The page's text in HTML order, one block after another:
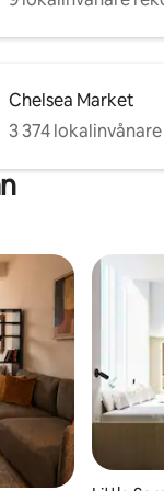
Chelsea Market
3 374